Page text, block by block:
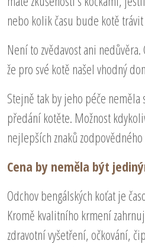
nebo kolik času bude kotě
Není to zvědavost ani
že pro své kotě našel vhodný
Stejně tak by jeho péče neměla
předání kotěte. Možnost
nejlepších znaků
Cena by neměla být
Odchov bengálských koťat je
Kromě kvalitního krmení
zdravotní vyšetření, očkování,